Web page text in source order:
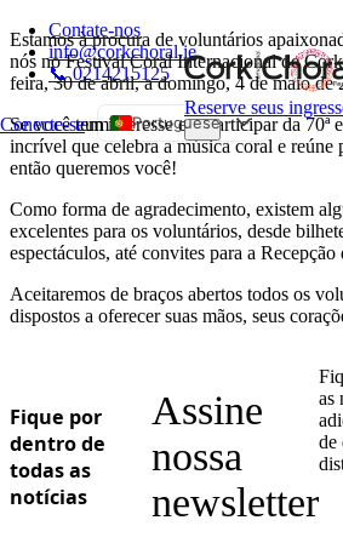
Contate-nos
info@corkchoral.ie
📞 0214215125
Conecte-seum
Portuguese
English
Czech
Danish
German
Estonian
Hungarian
Italian
Reserve seus
Estamos à procura de voluntários
nós no Festival Coral Internacional de
feira, 30 de abril, a domingo, 4 de maio de
Se você tem interesse em participar da 70ª
incrível que celebra a música coral e reúne
então queremos você!
Como forma de agradecimento, existem
excelentes para os voluntários, desde
espectáculos, até convites para a
Aceitaremos de braços abertos todos os
dispostos a oferecer suas mãos, seus
Fique por
dentro de
todas as
notícias
Assine
nossa
newsletter
as
de